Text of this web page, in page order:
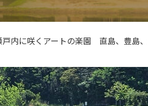
内に咲くアートの楽園 直島、豊島